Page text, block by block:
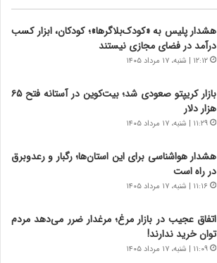
ر
ت
و
م
ر
ت
ص
ا
ر
هشدار پلیس به «کودک‌بلاگرها»؛ کودکان، ابزار کسب
درآمد در فضای مجازی نیستند
۱۲:۱۲ | شنبه، ۱۷ مرداد ۱۴۰۵
بازار کریپتو صعودی شد؛ بیت‌کوین در آستانه فتح ۶۵
هزار دلار
۱۱:۲۹ | شنبه، ۱۷ مرداد ۱۴۰۵
هشدار هواشناسی برای این استان‌ها؛ رگبار و رعدوبرق
در راه است
۱۱:۱۶ | شنبه، ۱۷ مرداد ۱۴۰۵
اتفاق عجیب در بازار مرغ؛ مرغدار ضرر می‌دهد مردم
توان خرید ندارند!
۱۱:۰۹ | شنبه، ۱۷ مرداد ۱۴۰۵